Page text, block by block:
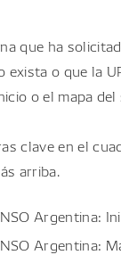
que ha
exista o que la
o el mapa
clave en el
arriba.
Argentina:
Argentina: